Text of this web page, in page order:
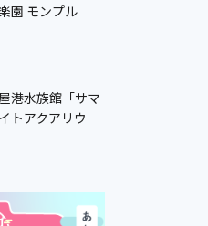
園 モンプル
港水族館「サマ
トアクアリウ